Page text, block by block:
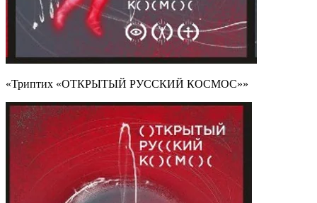
«Триптих «ОТКРЫТЫЙ РУССКИЙ КОСМОС»»